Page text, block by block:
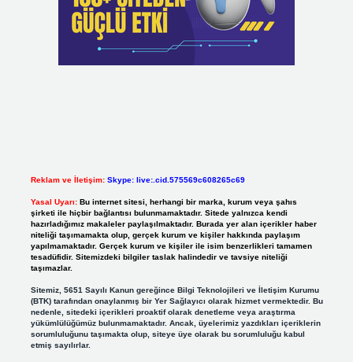
Reklam ve İletişim: Skype: live:.cid.575569c608265c69
Yasal Uyarı: Bu internet sitesi, herhangi bir marka, kurum veya şahıs
şirketi ile hiçbir bağlantısı bulunmamaktadır. Sitede yalnızca kendi
hazırladığımız makaleler paylaşılmaktadır. Burada yer alan içerikler haber
niteliği taşımamakta olup, gerçek kurum ve kişiler hakkında paylaşım
yapılmamaktadır. Gerçek kurum ve kişiler ile isim benzerlikleri tamamen
tesadüfidir. Sitemizdeki bilgiler taslak halindedir ve tavsiye niteliği
taşımazlar.
Sitemiz, 5651 Sayılı Kanun gereğince Bilgi Teknolojileri ve İletişim Kurumu
(BTK) tarafından onaylanmış bir Yer Sağlayıcı olarak hizmet vermektedir. Bu
nedenle, sitedeki içerikleri proaktif olarak denetleme veya araştırma
yükümlülüğümüz bulunmamaktadır. Ancak, üyelerimiz yazdıkları içeriklerin
sorumluluğunu taşımakta olup, siteye üye olarak bu sorumluluğu kabul
etmiş sayılırlar.